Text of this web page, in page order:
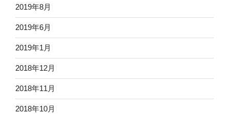
2019年8月
2019年6月
2019年1月
2018年12月
2018年11月
2018年10月